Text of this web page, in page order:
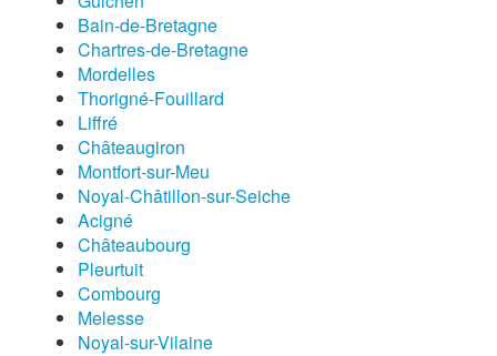
Bain-de-Bretagne
Chartres-de-Bretagne
Mordelles
Thorigné-Fouillard
Liffré
Châteaugiron
Montfort-sur-Meu
Noyal-Châtillon-sur-Seiche
Acigné
Châteaubourg
Pleurtuit
Combourg
Melesse
Noyal-sur-Vilaine